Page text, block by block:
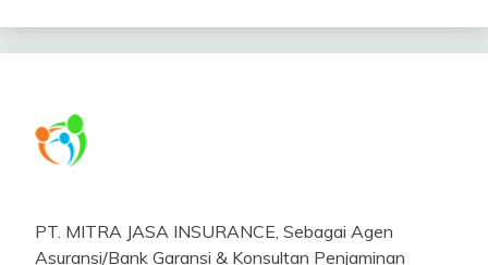
PT. MITRA JASA INSURANCE, Sebagai Agen
Asuransi/Bank Garansi & Konsultan Penjaminan